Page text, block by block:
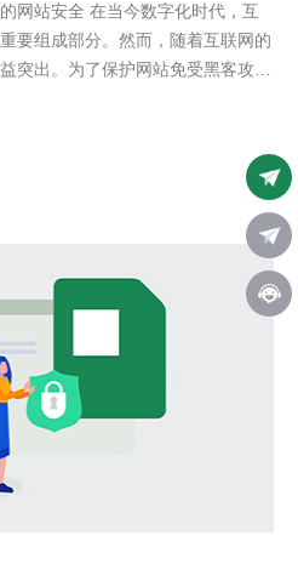
数字化时代，互
要组成部分。然而，随着互联网的
突出。为了保护网站免受黑客攻击